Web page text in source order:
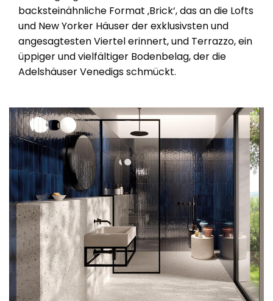
backsteinähnliche Format ‚Brick‘, das an die Lofts
und New Yorker Häuser der exklusivsten und
angesagtesten Viertel erinnert, und Terrazzo, ein
üppiger und vielfältiger Bodenbelag, der die
Adelshäuser Venedigs schmückt.